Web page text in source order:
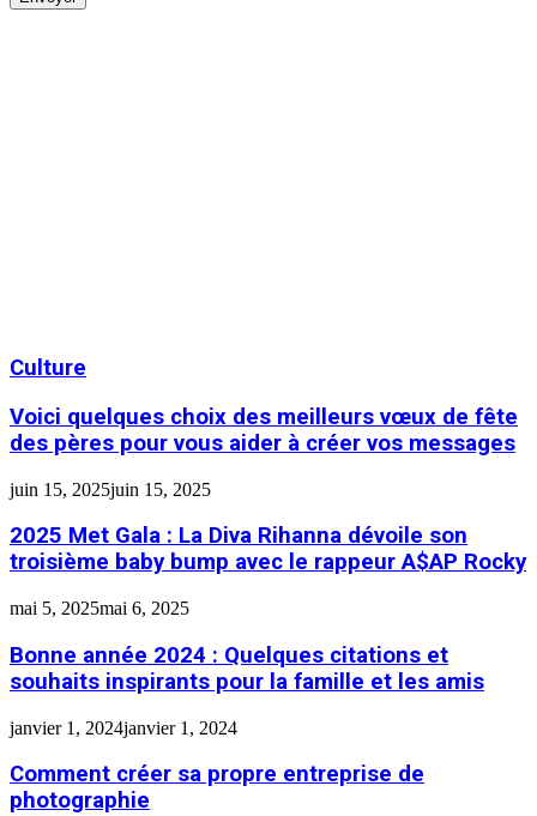
Culture
Voici quelques choix des meilleurs vœux de fête
des pères pour vous aider à créer vos messages
juin 15, 2025juin 15, 2025
2025 Met Gala : La Diva Rihanna dévoile son
troisième baby bump avec le rappeur A$AP Rocky
mai 5, 2025mai 6, 2025
Bonne année 2024 : Quelques citations et
souhaits inspirants pour la famille et les amis
janvier 1, 2024janvier 1, 2024
Comment créer sa propre entreprise de
photographie